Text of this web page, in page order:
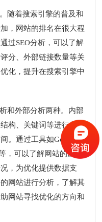
随着搜索引擎的普及和
，网站的排名在很大程
过SEO分析，可以了解
分、外部链接数量等关
化，提升在搜索引擎中
和外部分析两种。内部
构、关键词等进行分
。通过工具如Google
，可以了解网站的流量
，为优化提供数据支
网站进行分析，了解其
网站寻找优化的方向和